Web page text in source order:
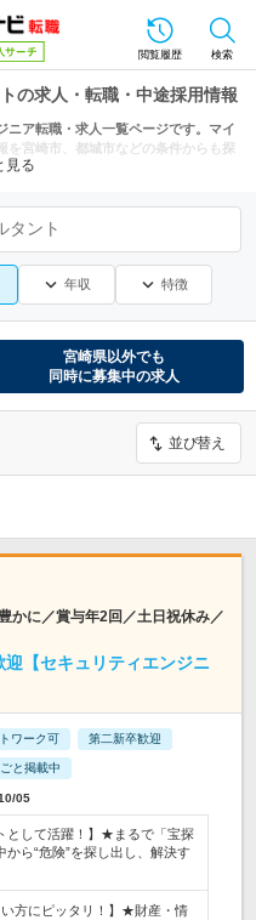
閲覧履歴 検索
の求人・転職・中途採用情報
ニア転職・求人一覧ページです。マイ
を宮崎市、都城市などの条件からも探
見る
タント
年収 特徴
宮崎県以外でも
同時に募集中の求人
並び替え
かに／賞与年2回／土日祝休み／
【セキュリティエンジニ
ワーク可 第二新卒歓迎
と掲載中
05
として活躍！】★まるで「宝探
ら“危険”を探し出し、解決す
い方にピッタリ！】★財産・情